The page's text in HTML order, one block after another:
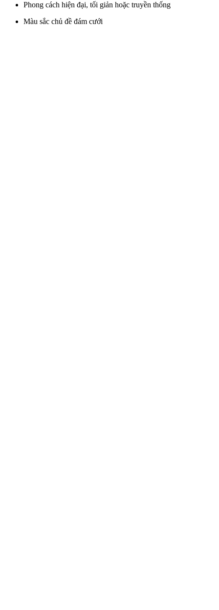
Phong cách hiện đại, tối giản hoặc truyền thống
Màu sắc chủ đề đám cưới